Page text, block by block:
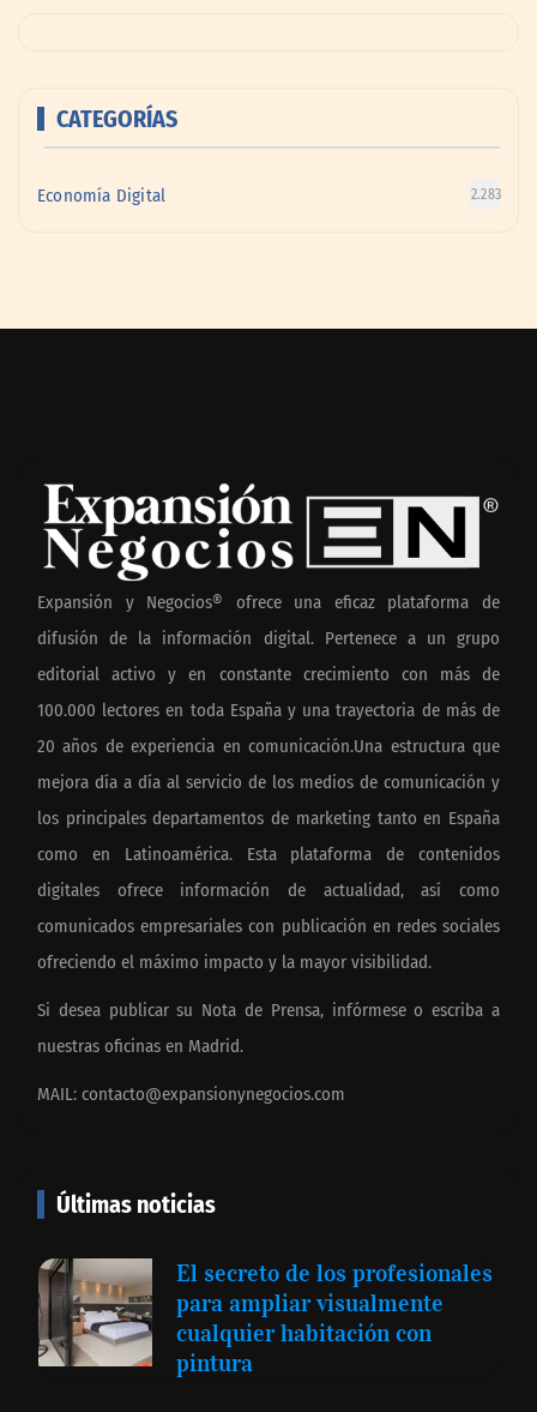
CATEGORÍAS
Economía Digital 2.283
Expansión y Negocios® ofrece una eficaz plataforma de
difusión de la información digital. Pertenece a un grupo
editorial activo y en constante crecimiento con más de
100.000 lectores en toda España y una trayectoria de más de
20 años de experiencia en comunicación.Una estructura que
mejora día a día al servicio de los medios de comunicación y
los principales departamentos de marketing tanto en España
como en Latinoamérica. Esta plataforma de contenidos
digitales ofrece información de actualidad, así como
comunicados empresariales con publicación en redes sociales
ofreciendo el máximo impacto y la mayor visibilidad.
Si desea publicar su Nota de Prensa, infórmese o escriba a
nuestras oficinas en Madrid.
MAIL: contacto@expansionynegocios.com
Últimas noticias
El secreto de los profesionales
para ampliar visualmente
cualquier habitación con
pintura